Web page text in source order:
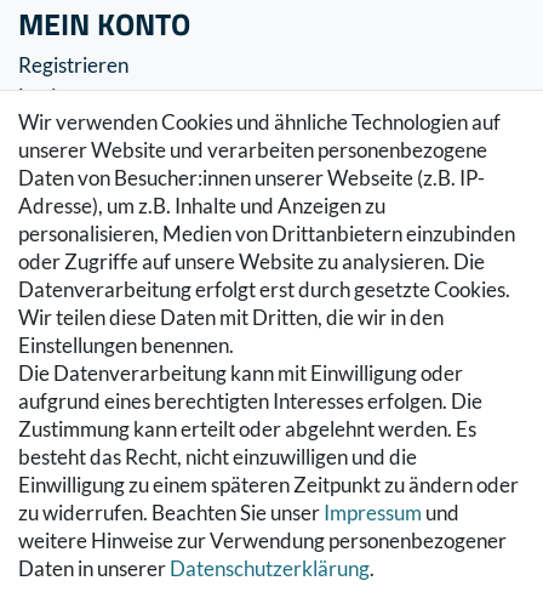
Wir verwenden Cookies und ähnliche Technologien auf
unserer Website und verarbeiten personenbezogene
Daten von Besucher:innen unserer Webseite (z.B. IP-
Adresse), um z.B. Inhalte und Anzeigen zu
personalisieren, Medien von Drittanbietern einzubinden
oder Zugriffe auf unsere Website zu analysieren. Die
Datenverarbeitung erfolgt erst durch gesetzte Cookies.
Wir teilen diese Daten mit Dritten, die wir in den
Einstellungen benennen.
Die Datenverarbeitung kann mit Einwilligung oder
aufgrund eines berechtigten Interesses erfolgen. Die
Zustimmung kann erteilt oder abgelehnt werden. Es
besteht das Recht, nicht einzuwilligen und die
Einwilligung zu einem späteren Zeitpunkt zu ändern oder
zu widerrufen. Beachten Sie unserImpressum und
weitere Hinweise zur Verwendung personenbezogener
Daten in unsererDaten­schutz­erklärung.
MEIN KONTO
Registrieren
Login
SERVICE
Zahlung & Versand
Warenkorb
Zur Kasse
Hilfe
RECHTLICHES
Kontakt
Datenschutzerklärung
AGB
Impressum
Hinweise zur Batterieentsorgung
Widerrufs­recht